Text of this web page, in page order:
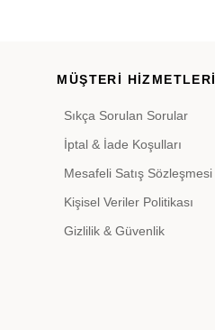
MÜŞTERİ HİZMETLERİ
Sıkça Sorulan Sorular
İptal & İade Koşulları
Mesafeli Satış Sözleşmesi
Kişisel Veriler Politikası
Gizlilik & Güvenlik